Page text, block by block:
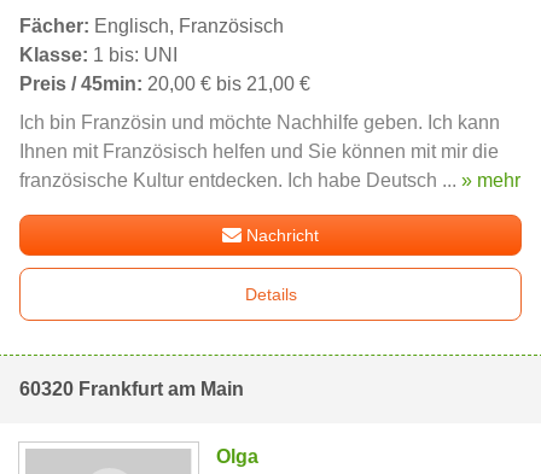
Fächer: Englisch, Französisch
Klasse: 1 bis: UNI
Preis / 45min: 20,00 € bis 21,00 €
Ich bin Französin und möchte Nachhilfe geben. Ich kann
Ihnen mit Französisch helfen und Sie können mit mir die
französische Kultur entdecken. Ich habe Deutsch ... » mehr
Nachricht
Details
60320 Frankfurt am Main
Olga